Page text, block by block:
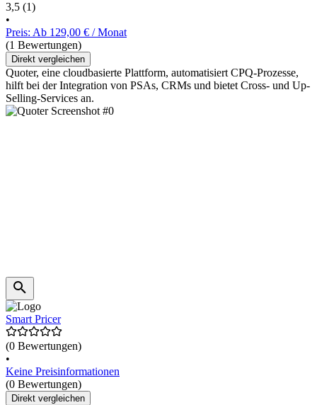
3,5 (1)
•
Preis: Ab 129,00 € / Monat
(1 Bewertungen)
Direkt vergleichen
Quoter, eine cloudbasierte Plattform, automatisiert CPQ-Prozesse,
hilft bei der Integration von PSAs, CRMs und bietet Cross- und Up-
Selling-Services an.
Smart Pricer
(0 Bewertungen)
•
Keine Preisinformationen
(0 Bewertungen)
Direkt vergleichen